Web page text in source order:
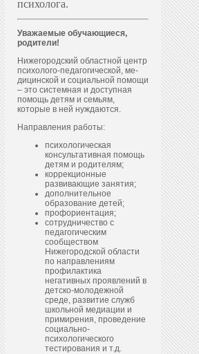
психолога.
Уважаемые обучающиеся,
родители!
Нижегородский областной центр
пси­холо­го-пе­даго­гичес­кой, ме­
дицин­ской и со­ци­аль­ной по­мощи
– это системная и доступная
помощь детям и семьям,
которые в ней нуждаются.
Направления работы:
психологическая
консультативная помощь
детям и родителям;
коррекционные
развивающие занятия;
дополнительное
образование детей;
профориентация;
сотрудничество с
педагогическим
сообществом
Нижегородской области
по направлениям
профилактика
негативных проявлений в
детско-молодежной
среде, развитие служб
школьной медиации и
примирения, проведение
социально-
психологического
тестирования и т.д.